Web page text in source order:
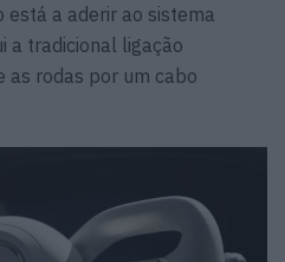
está a aderir ao sistema
a tradicional ligação
as rodas por um cabo